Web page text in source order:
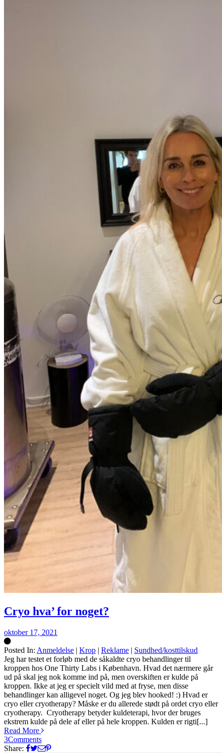
Cryo hva’ for noget?
oktober 17, 2021
Posted In: Anmeldelse | Krop | Reklame | Sundhed/kosttilskud
Silke
Jeg har testet et forløb med de såkaldte cryo behandlinger til
kroppen hos One Thirty Labs i København. Hvad det nærmere går
ud på skal jeg nok komme ind på, men overskiften er kulde på
kroppen. Ikke at jeg er specielt vild med at fryse, men disse
behandlinger kan alligevel noget. Og jeg blev hooked! :) Hvad er
cryo eller cryotherapy? Måske er du allerede stødt på ordet cryo eller
cryotherapy. Cryotherapy betyder kuldeterapi, hvor der bruges
ekstrem kulde på dele af eller på hele kroppen. Kulden er rigti[...]
Read More
3Comments
Share: